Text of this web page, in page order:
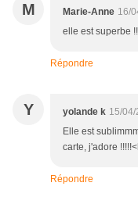
M Marie-Anne 16/
elle est superbe
Répondre
Y yolande k 15/
Elle est
carte, j'adore
Répondre